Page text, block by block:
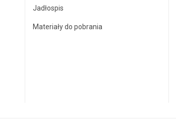
Jadłospis
Materiały do pobrania